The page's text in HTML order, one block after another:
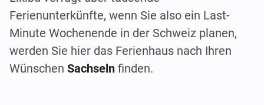
Ferienunterkünfte, wenn Sie also ein Last-
Minute Wochenende in der Schweiz planen,
werden Sie hier das Ferienhaus nach Ihren
Wünschen Sachseln finden.